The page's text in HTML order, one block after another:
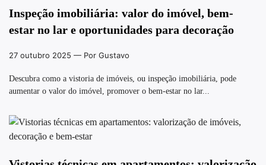
Inspeção imobiliária: valor do imóvel, bem-
estar no lar e oportunidades para decoração
27 outubro 2025 — Por Gustavo
Descubra como a vistoria de imóveis, ou inspeção imobiliária, pode
aumentar o valor do imóvel, promover o bem-estar no lar...